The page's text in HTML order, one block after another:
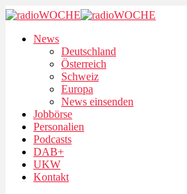
News
Deutschland
Österreich
Schweiz
Europa
News einsenden
Jobbörse
Personalien
Podcasts
DAB+
UKW
Kontakt